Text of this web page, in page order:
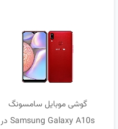
گوشی موبایل سامسونگ
Samsung Galaxy A10s در